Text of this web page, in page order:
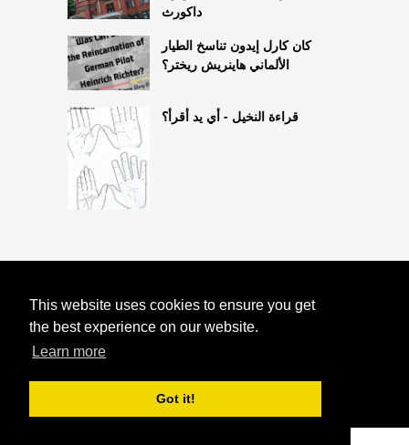
This website uses cookies to ensure you get
the best experience on our website.
Learn more
Got it!
داكورث
كان كارل إيدون تناسخ الطيار
الألماني هاينريش ريختر؟
قراءة النخيل - أي يد أقرأ؟
HTTPS://ASTROLOGYONLINE.NET
الألغاز القديمة: بوما بونكو في تياهواناكو ،